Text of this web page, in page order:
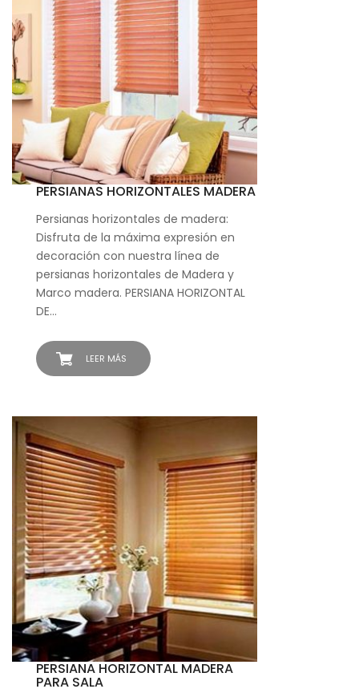
LEER MÁS
PERSIANAS HORIZONTALES MADERA
Persianas horizontales de madera:
Disfruta de la máxima expresión en
decoración con nuestra línea de
persianas horizontales de Madera y
Marco madera. PERSIANA HORIZONTAL
DE…
PERSIANA HORIZONTAL MADERA
PARA SALA